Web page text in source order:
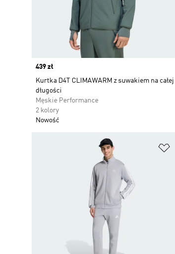
Price
439 zł
Kurtka D4T CLIMAWARM z suwakiem na całej
długości
Męskie Performance
2 kolory
Nowość